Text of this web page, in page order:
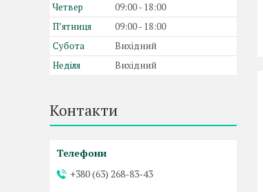
Четвер
09:00
18:00
Пʼятниця
09:00
18:00
Субота
Вихідний
Неділя
Вихідний
Контакти
+380 (63) 268-83-43